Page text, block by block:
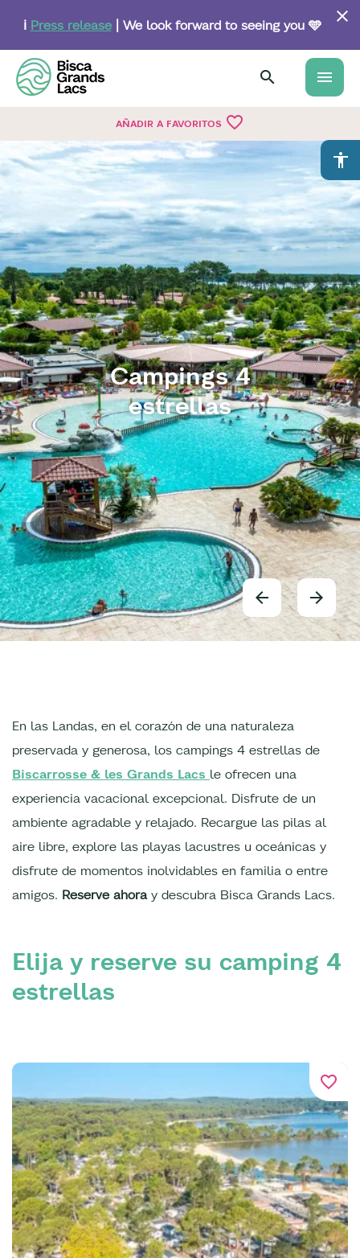
content
ℹ️ Press release| We look forward to seeing you 🩵
menu
AÑADIR A FAVORITOS favorite_border
accessibility
Campings 4
estrellas
En las Landas, en el corazón de una naturaleza
preservada y generosa, los campings 4 estrellas de
Biscarrosse & les Grands Lacs le ofrecen una
experiencia vacacional excepcional. Disfrute de un
ambiente agradable y relajado. Recargue las pilas al
aire libre, explore las playas lacustres u oceánicas y
disfrute de momentos inolvidables en familia o entre
amigos. Reserve ahoray descubra Bisca Grands Lacs.
Elija y reserve su camping 4
estrellas
favorite_border